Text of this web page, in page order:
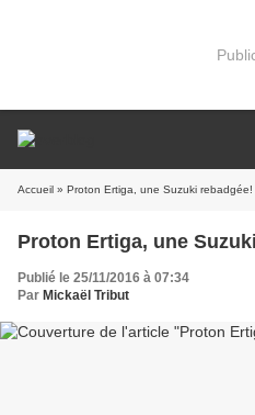
Accueil » Proton Ertiga, une Suzuki rebadgée!
Proton Ertiga, une
Publié le 25/11/2016 à 07:34
Par Mickaël Tribut